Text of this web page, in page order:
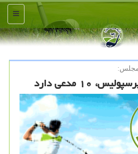
منو
۱۰ مدعی دارد